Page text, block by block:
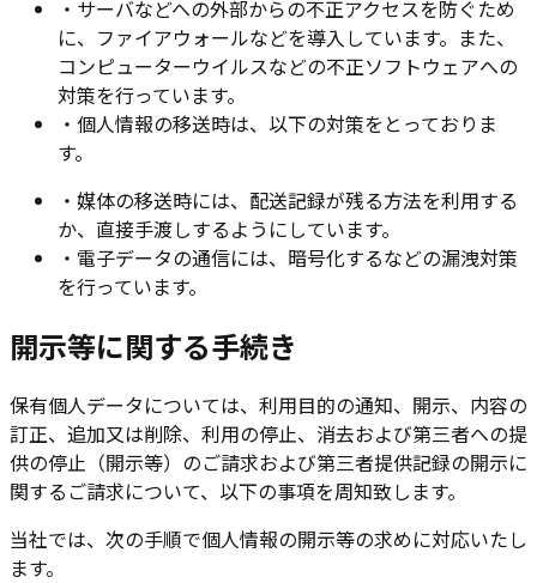
・ サーバなどへの外部からの不正アクセスを防ぐため
に、ファイアウォールなどを導入しています。また、
コンピューターウイルスなどの不正ソフトウェアへの
対策を行っています。
・ 個人情報の移送時は、以下の対策をとっておりま
す。
・ 媒体の移送時には、配送記録が残る方法を利用する
か、直接手渡しするようにしています。
・ 電子データの通信には、暗号化するなどの漏洩対策
を行っています。
開示等に関する手続き
保有個人データについては、利用目的の通知、開示、内容の
訂正、追加又は削除、利用の停止、消去および第三者への提
供の停止（開示等）のご請求および第三者提供記録の開示に
関するご請求について、以下の事項を周知致します。
当社では、次の手順で個人情報の開示等の求めに対応いたし
ます。